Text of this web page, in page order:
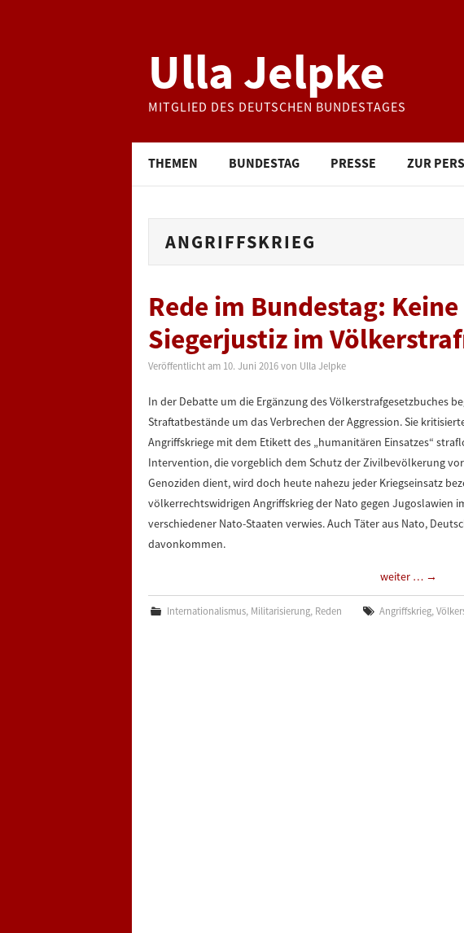
Ulla Jelpke
MITGLIED DES DEUTSCHEN BUNDESTAGES
THEMEN BUNDESTAG PRESSE ZUR
ANGRIFFSKRIEG
Rede im Bundestag:
Siegerjustiz im
Veröffentlicht am 10. Juni 2016 von Ulla Jelpke
In der Debatte um die Ergänzung des Völkerstrafgesetzbuches
Straftatbestände um das Verbrechen der Aggression. Sie
Angriffskriege mit dem Etikett des „humanitären Einsatzes“
Intervention, die vorgeblich dem Schutz der Zivilbevölkerung
Genoziden dient, wird doch heute nahezu jeder Kriegseinsatz
völkerrechtswidrigen Angriffskrieg der Nato gegen Jugoslawien
verschiedener Nato-Staaten verwies. Auch Täter aus Nato,
davonkommen.
weiter … →
Internationalismus, Militarisierung, Reden Angriffskrieg,